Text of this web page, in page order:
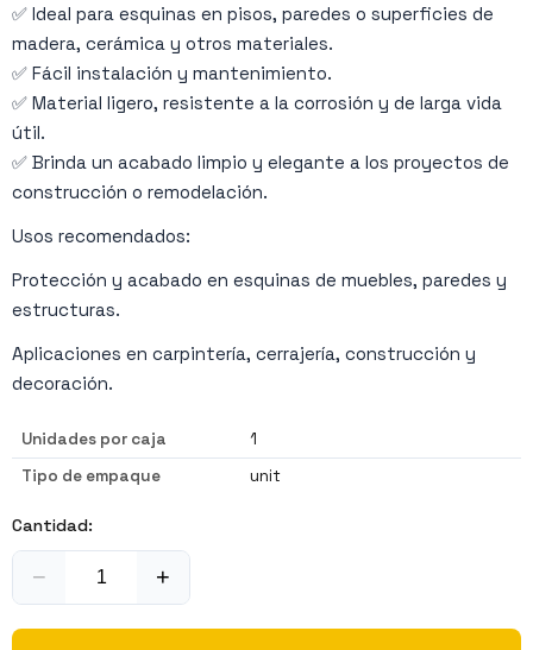
✅ Ideal para esquinas en pisos, paredes o superficies de
madera, cerámica y otros materiales.
✅ Fácil instalación y mantenimiento.
✅ Material ligero, resistente a la corrosión y de larga vida
útil.
✅ Brinda un acabado limpio y elegante a los proyectos de
construcción o remodelación.
Usos recomendados:
Protección y acabado en esquinas de muebles, paredes y
estructuras.
Aplicaciones en carpintería, cerrajería, construcción y
decoración.
Unidades por caja
1
Tipo de empaque
unit
Cantidad:
− +